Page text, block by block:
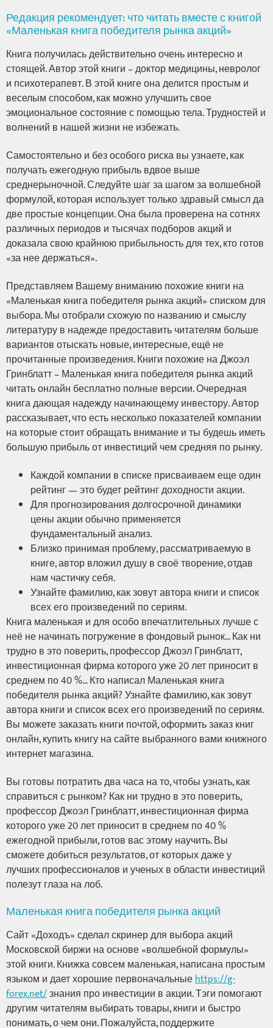
Редакция рекомендует: что читать вместе с книгой
«Маленькая книга победителя рынка акций»
Книга получилась действительно очень интересно и
стоящей. Автор этой книги – доктор медицины, невролог
и психотерапевт. В этой книге она делится простым и
веселым способом, как можно улучшить свое
эмоциональное состояние с помощью тела. Трудностей и
волнений в нашей жизни не избежать.
Самостоятельно и без особого риска вы узнаете, как
получать ежегодную прибыль вдвое выше
среднерыночной. Следуйте шаг за шагом за волшебной
формулой, которая использует только здравый смысл да
две простые концепции. Она была проверена на сотнях
различных периодов и тысячах подборов акций и
доказала свою крайнюю прибыльность для тех, кто готов
«за нее держаться».
Представляем Вашему вниманию похожие книги на
«Маленькая книга победителя рынка акций» списком для
выбора. Мы отобрали схожую по названию и смыслу
литературу в надежде предоставить читателям больше
вариантов отыскать новые, интересные, ещё не
прочитанные произведения. Книги похожие на Джоэл
Гринблатт – Маленькая книга победителя рынка акций
читать онлайн бесплатно полные версии. Очередная
книга дающая надежду начинающему инвестору. Автор
рассказывает, что есть несколько показателей компании
на которые стоит обращать внимание и ты будешь иметь
большую прибыль от инвестиций чем средняя по рынку.
Каждой компании в списке присваиваем еще один
рейтинг — это будет рейтинг доходности акции.
Для прогнозирования долгосрочной динамики
цены акции обычно применяется
фундаментальный анализ.
Близко принимая проблему, рассматриваемую в
книге, автор вложил душу в своё творение, отдав
нам частичку себя.
Узнайте фамилию, как зовут автора книги и список
всех его произведений по сериям.
Книга маленькая и для особо впечатлительных лучше с
неё не начинать погружение в фондовый рынок… Как ни
трудно в это поверить, профессор Джоэл Гринблатт,
инвестиционная фирма которого уже 20 лет приносит в
среднем по 40 %… Кто написал Маленькая книга
победителя рынка акций? Узнайте фамилию, как зовут
автора книги и список всех его произведений по сериям.
Вы можете заказать книги почтой, оформить заказ книг
онлайн, купить книгу на сайте выбранного вами книжного
интернет магазина.
Вы готовы потратить два часа на то, чтобы узнать, как
справиться с рынком? Как ни трудно в это поверить,
профессор Джоэл Гринблатт, инвестиционная фирма
которого уже 20 лет приносит в среднем по 40 %
ежегодной прибыли, готов вас этому научить. Вы
сможете добиться результатов, от которых даже у
лучших профессионалов и ученых в области инвестиций
полезут глаза на лоб.
Маленькая книга победителя рынка акций
Сайт «Доходъ» сделал скринер для выбора акций
Московской биржи на основе «волшебной формулы»
этой книги. Книжка совсем маленькая, написана простым
языком и дает хорошие первоначальныеhttps://g-
forex.net/знания про инвестиции в акции. Тэги помогают
другим читателям выбирать товары, книги и быстро
понимать, о чем они. Пожалуйста, поддержите